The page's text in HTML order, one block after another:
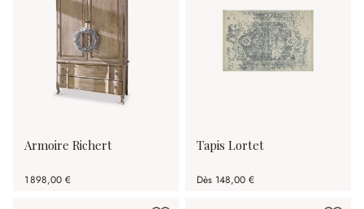
Armoire Richert
1 898,00 €
Tapis Lortet
Dès 148,00 €